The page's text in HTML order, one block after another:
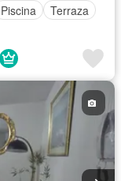
Piscina
Terraza